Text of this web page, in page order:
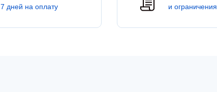
7 дней на оплату
и ограничения